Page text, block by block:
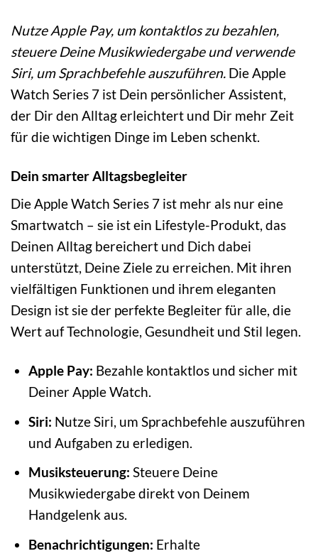
Nutze Apple Pay, um kontaktlos zu bezahlen,
steuere Deine Musikwiedergabe und verwende
Siri, um Sprachbefehle auszuführen. Die Apple
Watch Series 7 ist Dein persönlicher Assistent,
der Dir den Alltag erleichtert und Dir mehr Zeit
für die wichtigen Dinge im Leben schenkt.
Dein smarter Alltagsbegleiter
Die Apple Watch Series 7 ist mehr als nur eine
Smartwatch – sie ist ein Lifestyle-Produkt, das
Deinen Alltag bereichert und Dich dabei
unterstützt, Deine Ziele zu erreichen. Mit ihren
vielfältigen Funktionen und ihrem eleganten
Design ist sie der perfekte Begleiter für alle, die
Wert auf Technologie, Gesundheit und Stil legen.
Apple Pay: Bezahle kontaktlos und sicher mit
Deiner Apple Watch.
Siri: Nutze Siri, um Sprachbefehle auszuführen
und Aufgaben zu erledigen.
Musiksteuerung: Steuere Deine
Musikwiedergabe direkt von Deinem
Handgelenk aus.
Benachrichtigungen: Erhalte